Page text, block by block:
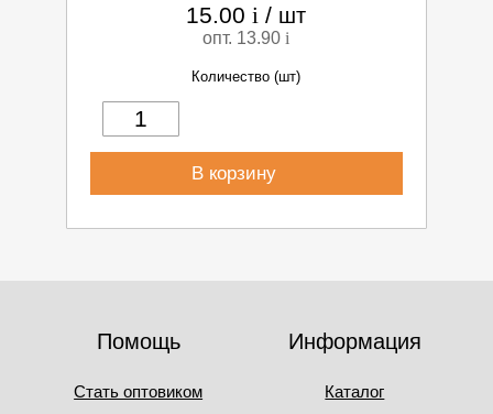
15.00i / шт
опт. 13.90i
Количество (шт)
В корзину
Помощь
Стать оптовиком
Информация
Каталог